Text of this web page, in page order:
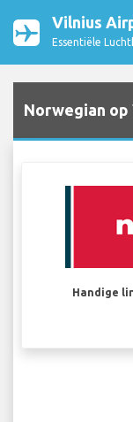
Vilnius
Essentiële
Norwegian
Handige